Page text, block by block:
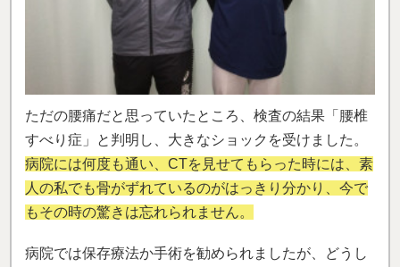
ただの腰痛だと思っていたところ、検査の結果「腰椎
すべり症」と判明し、大きなショックを受けました。
病院には何度も通い、CTを見せてもらった時には、素
人の私でも骨がずれているのがはっきり分かり、今で
もその時の驚きは忘れられません。
病院では保存療法か手術を勧められましたが、どうし